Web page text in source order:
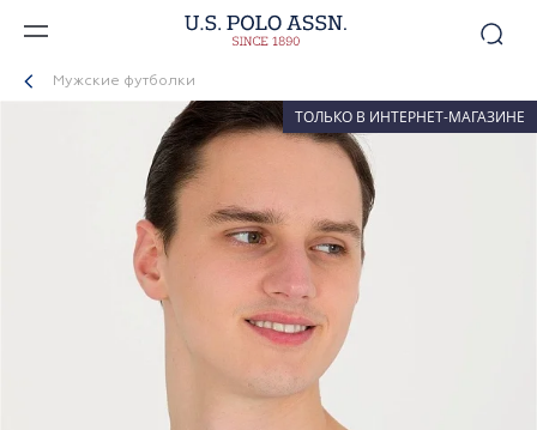
Мужские футболки
ТОЛЬКО В ИНТЕРНЕТ-МАГАЗИНЕ